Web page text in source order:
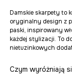
Damskie skarpety to
oryginalny design z
paski, inspirowany
każdej stylizacji. To
nietuzinkowych
Czym wyróżniają